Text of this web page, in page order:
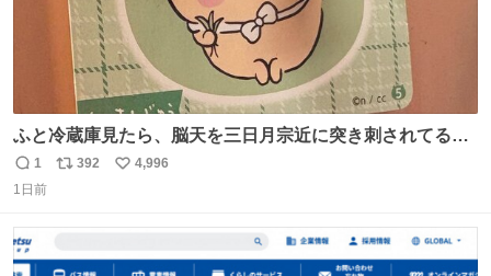
ふと冷蔵庫見たら、脳天を三日月宗近に突き刺されてるく
りまんじゅうパイセンが
返
信
1
リ
数
392
い
4,996
1日前